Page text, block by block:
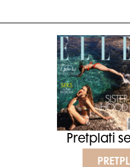
Pretplati